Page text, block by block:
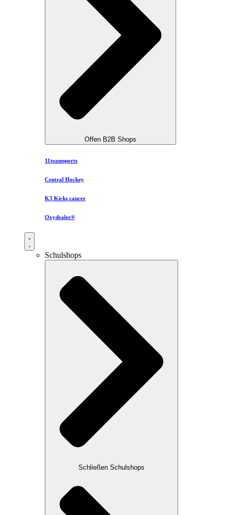
Offen B2B Shops
11teamsports
Central Hockey
K3 Kicks cancer
Oxydealer®
Schulshops
Schließen Schulshops